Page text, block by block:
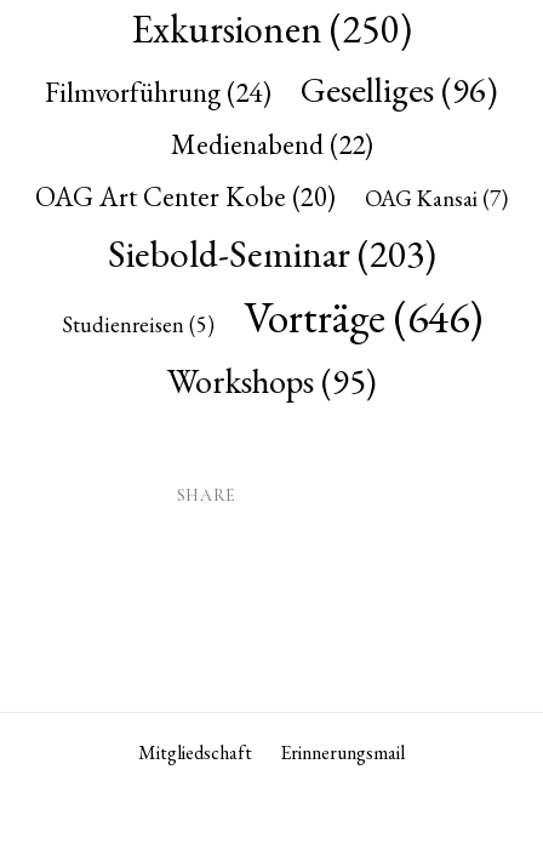
Exkursionen(250)
Filmvorführung(24) Geselliges(96)
Medienabend(22)
OAG Art Center Kobe (20) OAG Kansai (7)
Siebold-Seminar(203)
Studienreisen(5) Vorträge(646)
Workshops(95)
SHARE
Mitgliedschaft Erinnerungsmail